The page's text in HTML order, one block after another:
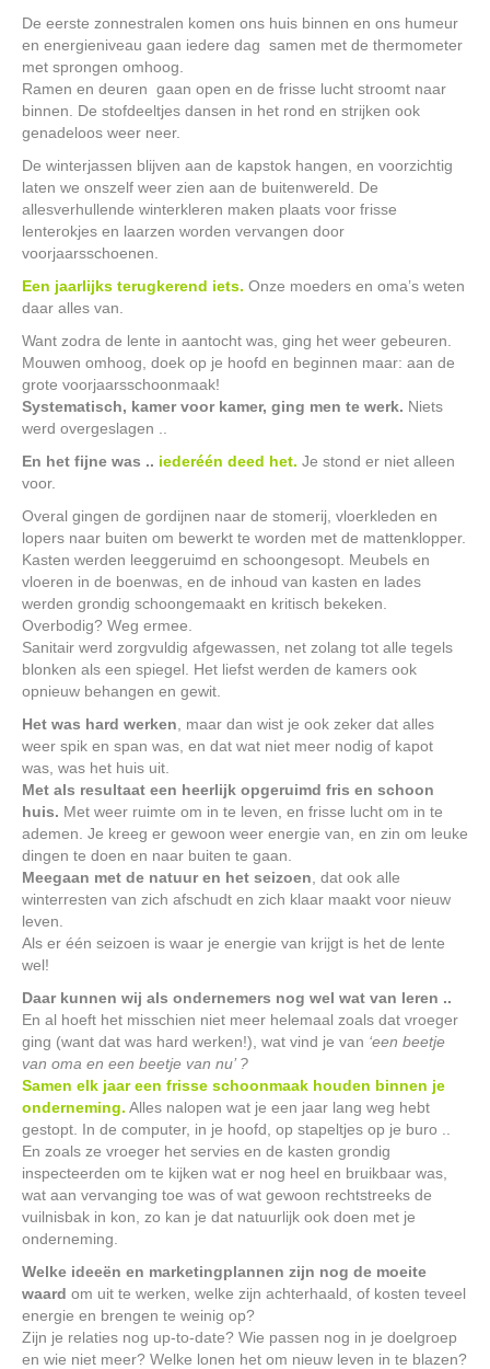
De eerste zonnestralen komen ons huis binnen en ons humeur
en energieniveau gaan iedere dag samen met de thermometer
met sprongen omhoog.
Ramen en deuren gaan open en de frisse lucht stroomt naar
binnen. De stofdeeltjes dansen in het rond en strijken ook
genadeloos weer neer.
De winterjassen blijven aan de kapstok hangen, en voorzichtig
laten we onszelf weer zien aan de buitenwereld. De
allesverhullende winterkleren maken plaats voor frisse
lenterokjes en laarzen worden vervangen door
voorjaarsschoenen.
Een jaarlijks terugkerend iets. Onze moeders en oma’s weten
daar alles van.
Want zodra de lente in aantocht was, ging het weer gebeuren.
Mouwen omhoog, doek op je hoofd en beginnen maar: aan de
grote voorjaarsschoonmaak!
Systematisch, kamer voor kamer, ging men te werk. Niets
werd overgeslagen ..
En het fijne was .. iederéén deed het. Je stond er niet alleen
voor.
Overal gingen de gordijnen naar de stomerij, vloerkleden en
lopers naar buiten om bewerkt te worden met de mattenklopper.
Kasten werden leeggeruimd en schoongesopt. Meubels en
vloeren in de boenwas, en de inhoud van kasten en lades
werden grondig schoongemaakt en kritisch bekeken.
Overbodig? Weg ermee.
Sanitair werd zorgvuldig afgewassen, net zolang tot alle tegels
blonken als een spiegel. Het liefst werden de kamers ook
opnieuw behangen en gewit.
Het was hard werken , maar dan wist je ook zeker dat alles
weer spik en span was, en dat wat niet meer nodig of kapot
was, was het huis uit.
Met als resultaat een heerlijk opgeruimd fris en schoon
huis. Met weer ruimte om in te leven, en frisse lucht om in te
ademen. Je kreeg er gewoon weer energie van, en zin om leuke
dingen te doen en naar buiten te gaan.
Meegaan met de natuur en het seizoen , dat ook alle
winterresten van zich afschudt en zich klaar maakt voor nieuw
leven.
Als er één seizoen is waar je energie van krijgt is het de lente
wel!
Daar kunnen wij als ondernemers nog wel wat van leren ..
En al hoeft het misschien niet meer helemaal zoals dat vroeger
ging (want dat was hard werken!), wat vind je van ‘een beetje
van oma en een beetje van nu’ ?
Samen elk jaar een frisse schoonmaak houden binnen je
onderneming. Alles nalopen wat je een jaar lang weg hebt
gestopt. In de computer, in je hoofd, op stapeltjes op je buro ..
En zoals ze vroeger het servies en de kasten grondig
inspecteerden om te kijken wat er nog heel en bruikbaar was,
wat aan vervanging toe was of wat gewoon rechtstreeks de
vuilnisbak in kon, zo kan je dat natuurlijk ook doen met je
onderneming.
Welke ideeën en marketingplannen zijn nog de moeite
waard om uit te werken, welke zijn achterhaald, of kosten teveel
energie en brengen te weinig op?
Zijn je relaties nog up-to-date? Wie passen nog in je doelgroep
en wie niet meer? Welke lonen het om nieuw leven in te blazen?